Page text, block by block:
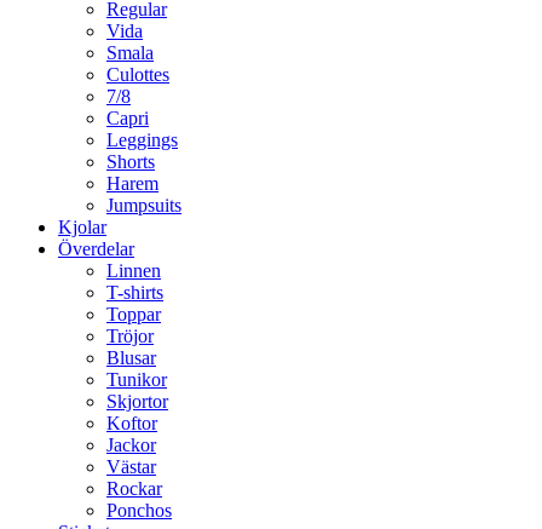
Regular
Vida
Smala
Culottes
7/8
Capri
Leggings
Shorts
Harem
Jumpsuits
Kjolar
Överdelar
Linnen
T-shirts
Toppar
Tröjor
Blusar
Tunikor
Skjortor
Koftor
Jackor
Västar
Rockar
Ponchos